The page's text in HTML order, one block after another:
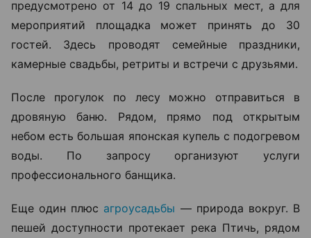
предусмотрено от 14 до 19 спальных мест, а для
мероприятий площадка может принять до 30
гостей. Здесь проводят семейные праздники,
камерные свадьбы, ретриты и встречи с друзьями.
После прогулок по лесу можно отправиться в
дровяную баню. Рядом, прямо под открытым
небом есть большая японская купель с подогревом
воды. По запросу организуют услуги
профессионального банщика.
Еще один плюс агроусадьбы — природа вокруг. В
пешей доступности протекает река Птичь, рядом